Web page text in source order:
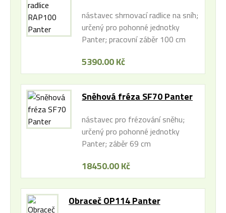
nástavec shrnovací radlice na sníh;
určený pro pohonné jednotky
Panter; pracovní záběr 100 cm
5390.00 Kč
Sněhová fréza SF70 Panter
nástavec pro frézování sněhu;
určený pro pohonné jednotky
Panter; záběr 69 cm
18450.00 Kč
Obraceč OP114 Panter